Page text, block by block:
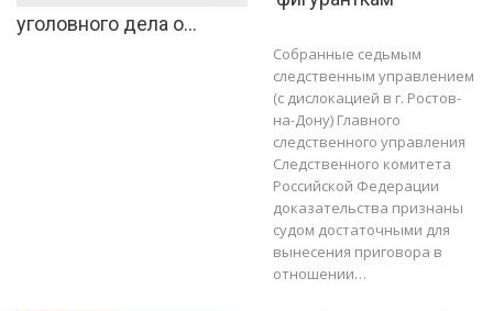
уголовного дела о…
Собранные седьмым
следственным управлением
(с дислокацией в г. Ростов-
на-Дону) Главного
следственного управления
Следственного комитета
Российской Федерации
доказательства признаны
судом достаточными для
вынесения приговора в
отношении…